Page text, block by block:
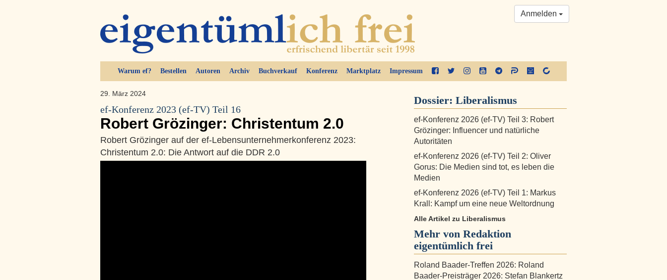
Warum ef? Bestellen Autoren Archiv Buchverkauf Konferenz Marktplatz Impressum
Anmelden
29. März 2024
ef-Konferenz 2023 (ef-TV) Teil 16
Robert Grözinger: Christentum 2.0
Robert Grözinger auf der ef-Lebensunternehmerkonferenz 2023:
Christentum 2.0: Die Antwort auf die DDR 2.0
Dossier: Liberalismus
ef-Konferenz 2026 (ef-TV) Teil 3: Robert
Grözinger: Influencer und natürliche
Autoritäten
ef-Konferenz 2026 (ef-TV) Teil 2: Oliver
Gorus: Die Medien sind tot, es leben die
Medien
ef-Konferenz 2026 (ef-TV) Teil 1: Markus
Krall: Kampf um eine neue Weltordnung
Alle Artikel zu Liberalismus
Mehr von Redaktion
eigentümlich frei
Roland Baader-Treffen 2026: Roland
Baader-Preisträger 2026: Stefan Blankertz